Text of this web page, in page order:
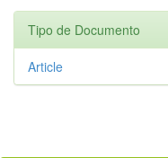
Tipo de Documento
Article